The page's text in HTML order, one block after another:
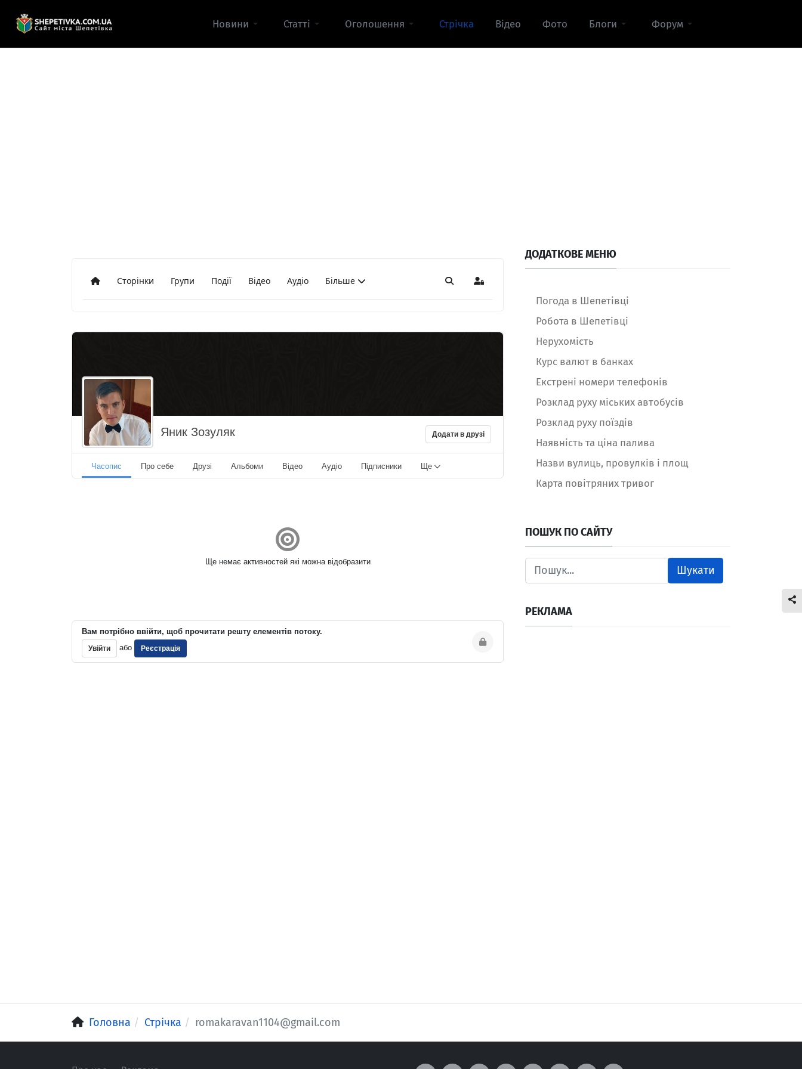
Новини Статті Оголошення Стрічка Відео Фото Блоги Форум
ДодомуСторінки Групи Події Відео Аудіо Більше Пошук Sign In
Яник Зозуляк Додати в друзі
Часопис Про себе Друзі Альбоми Відео Аудіо Підписники Ще
Ще немає активностей які можна відобразити
Вам потрібно ввійти, щоб прочитати решту елементів потоку.
Увійти або Реєстрація
ДОДАТКОВЕ МЕНЮ
Погода в Шепетівці
Робота в Шепетівці
Нерухомість
Курс валют в банках
Екстрені номери телефонів
Розклад руху міських автобусів
Розклад руху поїздів
Наявність та ціна палива
Назви вулиць, провулків і площ
Карта повітряних тривог
ПОШУК ПО САЙТУ
Шукати
РЕКЛАМА
Головна Стрічка romakaravan1104@gmail.com